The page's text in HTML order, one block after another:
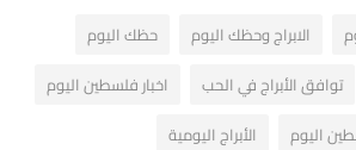
الابراج وحظك اليوم
حظك اليوم
توافق الأبراج في الحب
اخبار فلسطين اليوم
اليوم
الأبراج اليومية